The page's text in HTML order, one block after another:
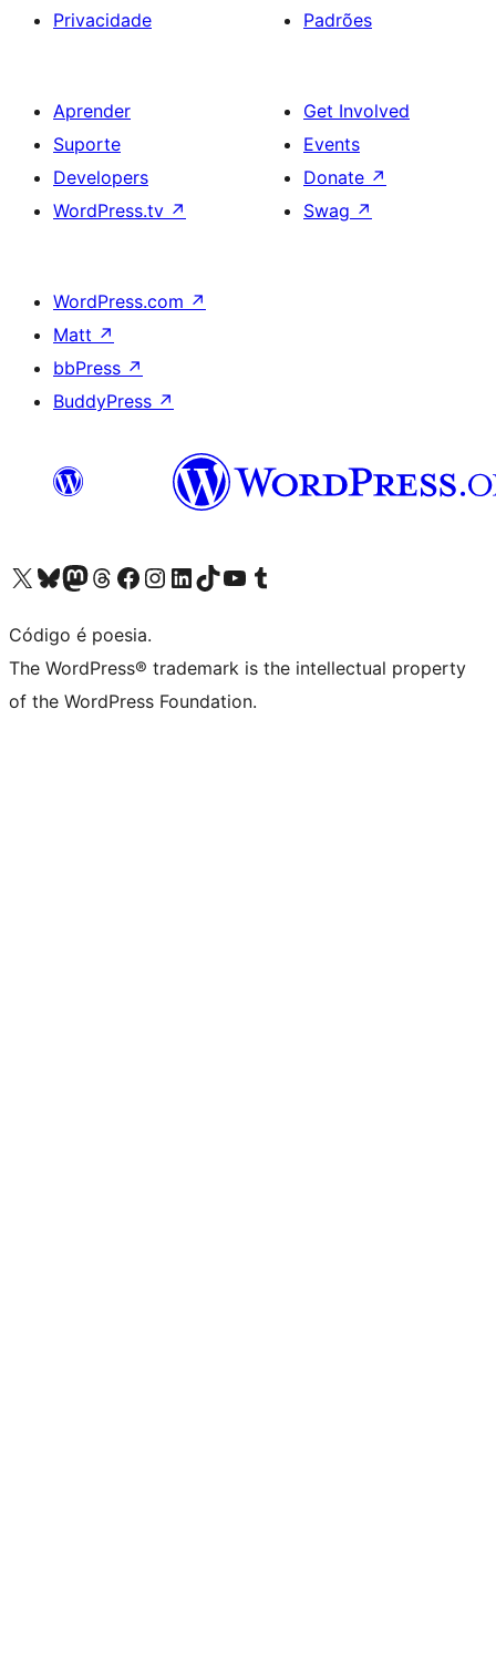
Privacidade
Padrões
Aprender
Suporte
Developers
WordPress.tv ↗
Get Involved
Events
Donate ↗
Swag ↗
WordPress.com ↗
Matt ↗
bbPress ↗
BuddyPress ↗
Visite a nossa conta X (antigo Twitter)
Visit our Bluesky account
Visit our Mastodon account
Visit our Threads account
Visite a nossa página do Facebook
Visite a nossa conta no Instagram
Visite a nossa conta no LinkedIn
Visit our TikTok account
Visit our YouTube channel
Visit our Tumblr account
Código é poesia.
The WordPress® trademark is the intellectual property
of the WordPress Foundation.